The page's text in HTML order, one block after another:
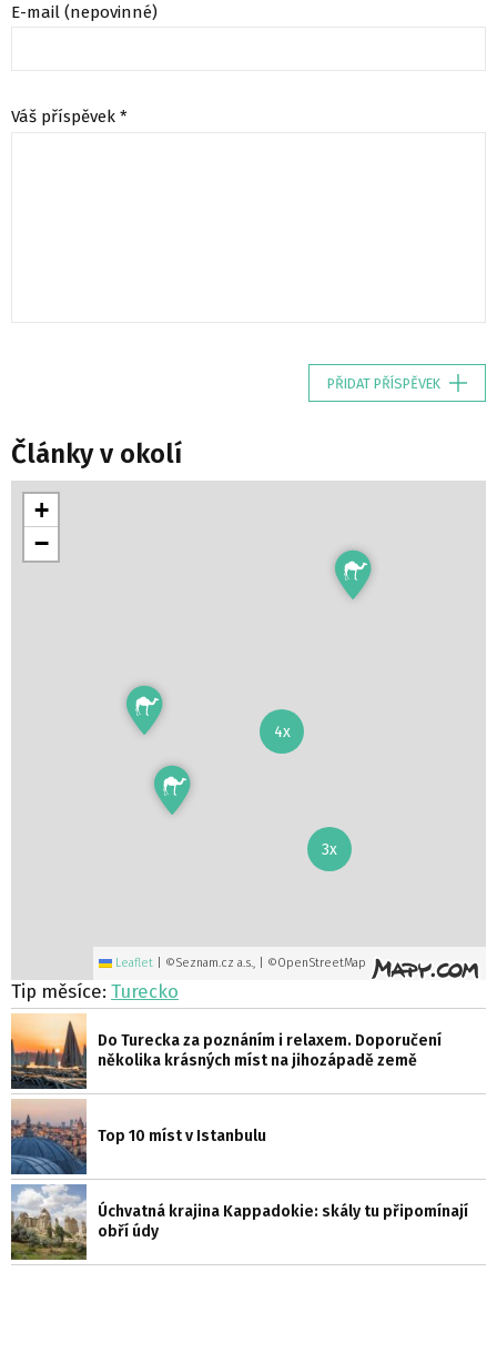
E-mail (nepovinné)
Váš příspěvek *
PŘIDAT PŘÍSPĚVEK
Články v okolí
3x
4x
+
−
Leaflet ©Seznam.cz a.s., | ©OpenStreetMap
Tip měsíce: Turecko
Do Turecka za poznáním i relaxem. Doporučení
několika krásných míst na jihozápadě země
Top 10 míst v Istanbulu
Úchvatná krajina Kappadokie: skály tu připomínají
obří údy